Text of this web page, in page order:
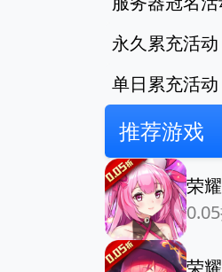
永久累充活动
单日累充活动
推荐游戏
荣
荣